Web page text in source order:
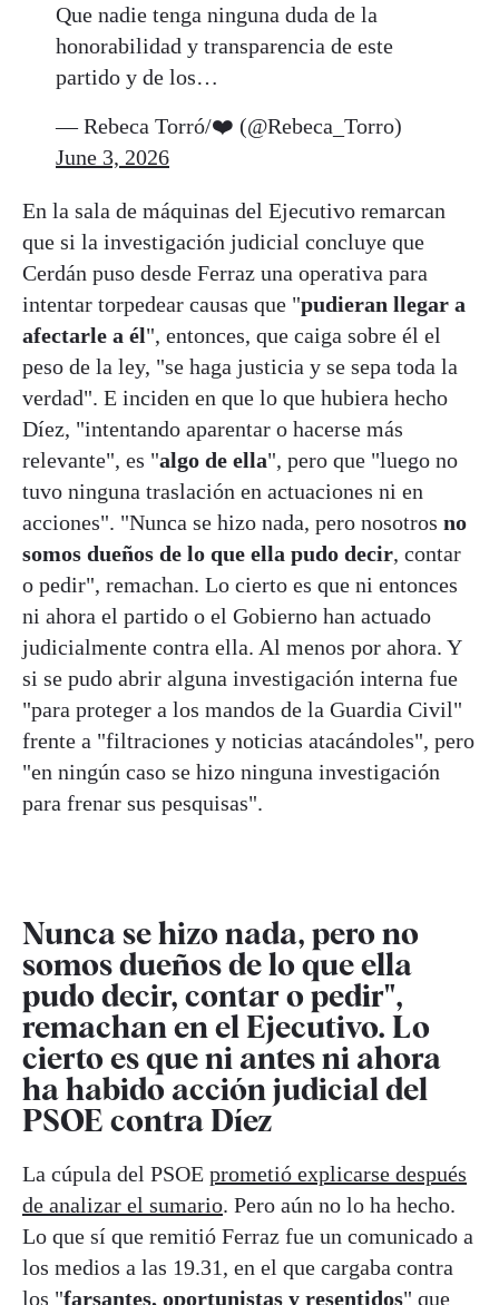
Que nadie tenga ninguna duda de la
honorabilidad y transparencia de este
partido y de los…
— Rebeca Torró/❤️ (@Rebeca_Torro)
June 3, 2026
En la sala de máquinas del Ejecutivo remarcan
que si la investigación judicial concluye que
Cerdán puso desde Ferraz una operativa para
intentar torpedear causas que "pudieran llegar a
afectarle a él", entonces, que caiga sobre él el
peso de la ley, "se haga justicia y se sepa toda la
verdad". E inciden en que lo que hubiera hecho
Díez, "intentando aparentar o hacerse más
relevante", es "algo de ella", pero que "luego no
tuvo ninguna traslación en actuaciones ni en
acciones". "Nunca se hizo nada, pero nosotros no
somos dueños de lo que ella pudo decir, contar
o pedir", remachan. Lo cierto es que ni entonces
ni ahora el partido o el Gobierno han actuado
judicialmente contra ella. Al menos por ahora. Y
si se pudo abrir alguna investigación interna fue
"para proteger a los mandos de la Guardia Civil"
frente a "filtraciones y noticias atacándoles", pero
"en ningún caso se hizo ninguna investigación
para frenar sus pesquisas".
Nunca se hizo nada, pero no
somos dueños de lo que ella
pudo decir, contar o pedir",
remachan en el Ejecutivo. Lo
cierto es que ni antes ni ahora
ha habido acción judicial del
PSOE contra Díez
La cúpula del PSOE prometió explicarse después
de analizar el sumario. Pero aún no lo ha hecho.
Lo que sí que remitió Ferraz fue un comunicado a
los medios a las 19.31, en el que cargaba contra
los "farsantes, oportunistas y resentidos" que